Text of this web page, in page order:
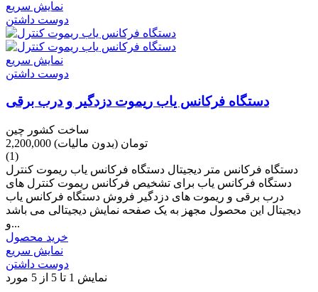
نمایش سریع
دوست داشتن
نمایش سریع
دوست داشتن
دستگاه فرکانس یاب ریموت دزدگیر و درب برقی
ساخت کشور چین
2,200,000 تومان (بدون مالیات)
(1)
دستگاه فرکانس متر دیجیتال دستگاه فرکانس یاب ریموت کنترل
دستگاه فرکانس یاب برای تشخیص فرکانس ریموت کنترل های
درب برقی و ریموت های دزدگیر فروش دستگاه فرکانس یاب
دیجیتال این محصول مجهز به یک صفحه نمایش دیجیتالی می باشد
و...
خرید محصول
نمایش سریع
دوست داشتن
نمایش 1 تا 5 از 5 مورد